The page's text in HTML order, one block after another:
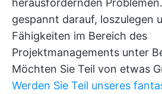
gespannt darauf, loszulegen
Fähigkeiten im Bereich des
Projektmanagements unter
Möchten Sie Teil von etwas
Werden Sie Teil unseres